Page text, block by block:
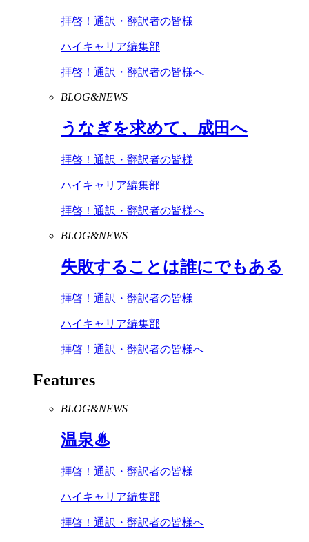
拝啓！通訳・翻訳者の皆様
ハイキャリア編集部
拝啓！通訳・翻訳者の皆様へ
BLOG&NEWS
うなぎを求めて、成田へ
拝啓！通訳・翻訳者の皆様
ハイキャリア編集部
拝啓！通訳・翻訳者の皆様へ
BLOG&NEWS
失敗することは誰にでもある
拝啓！通訳・翻訳者の皆様
ハイキャリア編集部
拝啓！通訳・翻訳者の皆様へ
Features
BLOG&NEWS
温泉♨
拝啓！通訳・翻訳者の皆様
ハイキャリア編集部
拝啓！通訳・翻訳者の皆様へ